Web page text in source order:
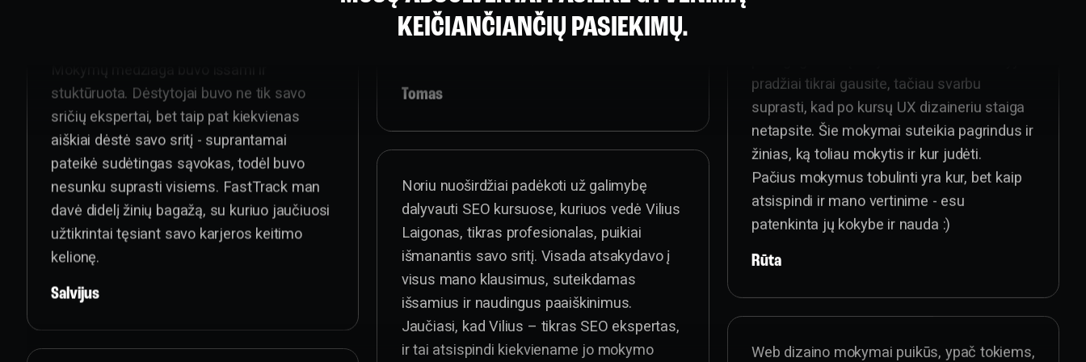
KEIČIANČIANČIŲ PASIEKIMŲ.
patenkintas programavimo kursais.
Mokymų medžiaga buvo išsami ir
stuktūruota. Dėstytojai buvo ne tik savo
sričių ekspertai, bet taip pat kiekvienas
aiškiai dėstė savo sritį - suprantamai
pateikė sudėtingas sąvokas, todėl buvo
nesunku suprasti visiems. FastTrack man
davė didelį žinių bagažą, su kuriuo jaučiuosi
kelionę.
užtikrintas ir turintis pakankamai žinių.
Noriu nuoširdžiai padėkoti už galimybę
dalyvauti SEO kursuose, kuriuos vedė Vilius
Laigonas, tikras profesionalas, puikiai
išmanantis savo sritį. Visada atsakydavo į
visus mano klausimus, suteikdamas
išsamius ir naudingus paaiškinimus.
Jaučiasi, kad Vilius – tikras SEO ekspertas,
ir tai atsispindi kiekviename jo mokymo
žingsnyje. Esu labai patenkintas gautomis
mentorė Edita Andrijauskaitė - puiki
pedagogė. Žinių karjeros UX dizaino srityje
pradžiai tikrai gausite, tačiau svarbu
suprasti, kad po kursų UX dizaineriu staiga
netapsite. Šie mokymai suteikia pagrindus ir
žinias, ką toliau mokytis ir kur judėti.
Pačius mokymus tobulinti yra kur, bet kaip
patenkinta jų kokybe ir nauda :)
Rūta